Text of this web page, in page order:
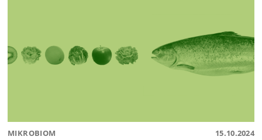
MIKROBIOM 15.10.2024